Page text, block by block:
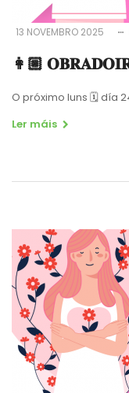
13 NOVEMBRO 2025
👩🏼
O próximo luns 🗓día
Ler máis